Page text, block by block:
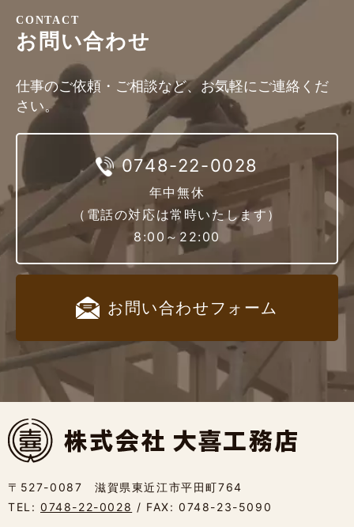
CONTACT
お問い合わせ
仕事のご依頼・ご相談など、お気軽にご連絡くだ
さい。
0748-22-0028
年中無休
（電話の対応は常時いたします）
8:00～22:00
お問い合わせ フォーム
〒527-0087 滋賀県東近江市平田町764
TEL: 0748-22-0028 / FAX: 0748-23-5090